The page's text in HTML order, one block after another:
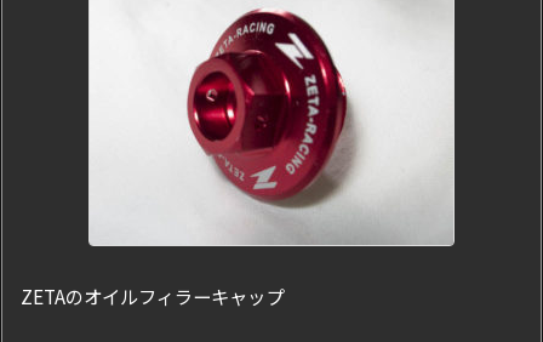
ZETAのオイルフィラーキャップ